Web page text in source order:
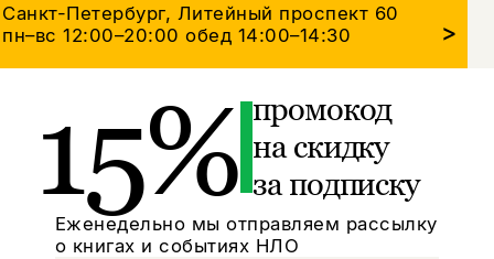
Санкт-Петербург, Литейный проспект 60
пн–вс 12:00–20:00обед 14:00–14:30 >
15% промокод
на скидку
за подписку
Еженедельно мы отправляем рассылку
о книгах и событиях НЛО